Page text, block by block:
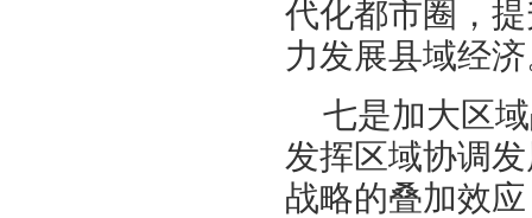
代化都市圈，
力发展县域经
七是加大区
发挥区域协调
战略的叠加效